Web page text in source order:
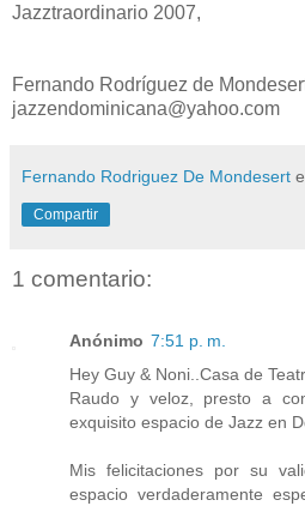
Jazztraordinario 2007,
Fernando Rodríguez de
jazzendominicana@yahoo.com
Fernando Rodriguez De Mondesert
Compartir
1 comentario:
Anónimo 7:51 p. m.
Hey Guy & Noni..Casa de
Raudo y veloz, presto a
exquisito espacio de Jazz en
Mis felicitaciones por su
espacio verdaderamente